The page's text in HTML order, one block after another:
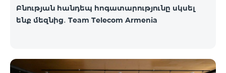
Բնության հանդեպ հոգատարությունը սկսել
ենք մեզնից․ Team Telecom Armenia